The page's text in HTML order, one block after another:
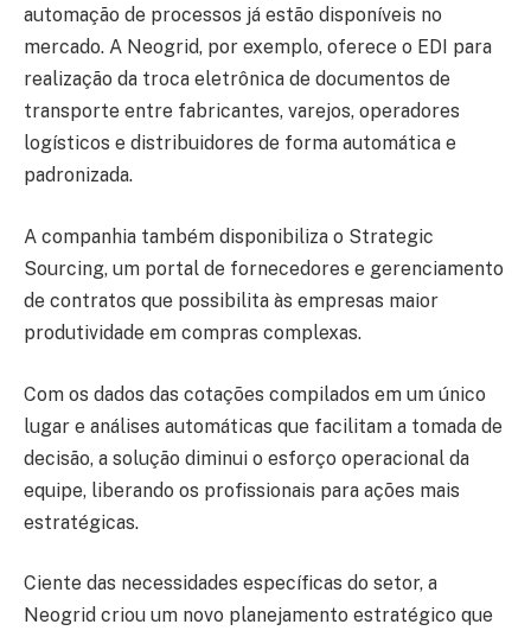
automação de processos já estão disponíveis no
mercado. A Neogrid, por exemplo, oferece o EDI para
realização da troca eletrônica de documentos de
transporte entre fabricantes, varejos, operadores
logísticos e distribuidores de forma automática e
padronizada.
A companhia também disponibiliza o Strategic
Sourcing, um portal de fornecedores e gerenciamento
de contratos que possibilita às empresas maior
produtividade em compras complexas.
Com os dados das cotações compilados em um único
lugar e análises automáticas que facilitam a tomada de
decisão, a solução diminui o esforço operacional da
equipe, liberando os profissionais para ações mais
estratégicas.
Ciente das necessidades específicas do setor, a
Neogrid criou um novo planejamento estratégico que